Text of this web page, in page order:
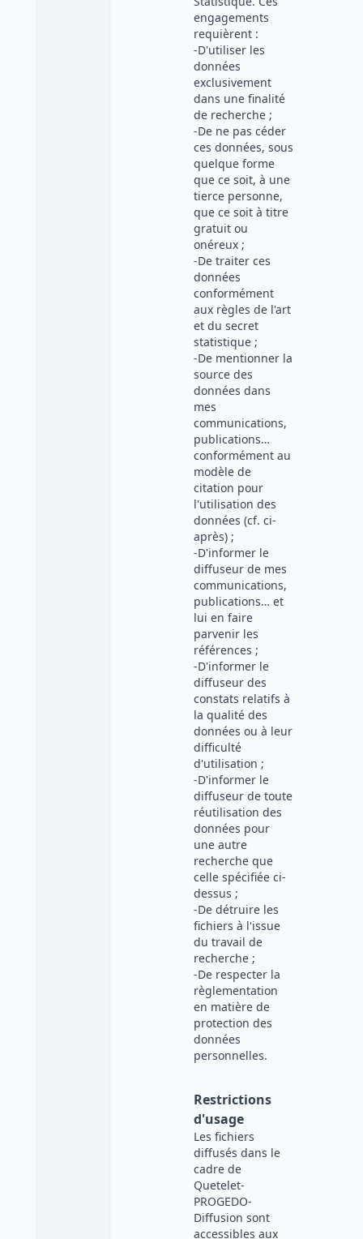
engagements
requièrent :
-D'utiliser les
données
exclusivement
dans une finalité
de recherche ;
-De ne pas céder
ces données, sous
quelque forme
que ce soit, à une
tierce personne,
que ce soit à titre
gratuit ou
onéreux ;
-De traiter ces
données
conformément
aux règles de l'art
et du secret
statistique ;
-De mentionner la
source des
données dans
mes
communications,
publications…
conformément au
modèle de
citation pour
l'utilisation des
données (cf. ci-
après) ;
-D'informer le
diffuseur de mes
communications,
publications… et
lui en faire
parvenir les
références ;
-D'informer le
diffuseur des
constats relatifs à
la qualité des
données ou à leur
difficulté
d'utilisation ;
-D'informer le
diffuseur de toute
réutilisation des
données pour
une autre
recherche que
celle spécifiée ci-
dessus ;
-De détruire les
fichiers à l'issue
du travail de
recherche ;
-De respecter la
règlementation
en matière de
protection des
données
personnelles.
Restrictions
d'usage
Les fichiers
diffusés dans le
cadre de
Quetelet-
PROGEDO-
Diffusion sont
accessibles aux